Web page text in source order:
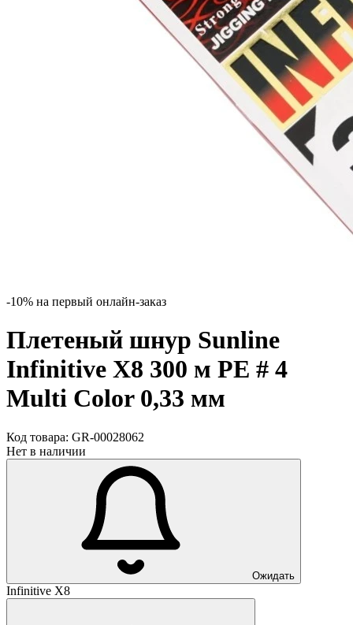
-10% на первый онлайн-заказ
Плетеный шнур Sunline
Infinitive X8 300 м PE # 4
Multi Color 0,33 мм
Код товара: GR-00028062
Нет в наличии
Ожидать
Infinitive X8